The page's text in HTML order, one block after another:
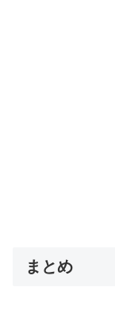
まとめ